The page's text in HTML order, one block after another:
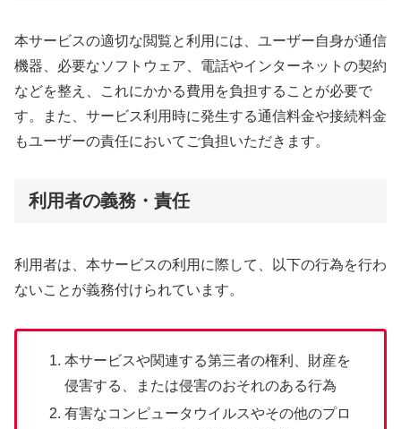
本サービスの適切な閲覧と利用には、ユーザー自身が通信
機器、必要なソフトウェア、電話やインターネットの契約
などを整え、これにかかる費用を負担することが必要で
す。また、サービス利用時に発生する通信料金や接続料金
もユーザーの責任においてご負担いただきます。
利用者の義務・責任
利用者は、本サービスの利用に際して、以下の行為を行わ
ないことが義務付けられています。
本サービスや関連する第三者の権利、財産を
侵害する、または侵害のおそれのある行為
有害なコンピュータウイルスやその他のプロ